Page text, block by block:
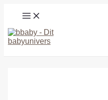
MAIN
MENU